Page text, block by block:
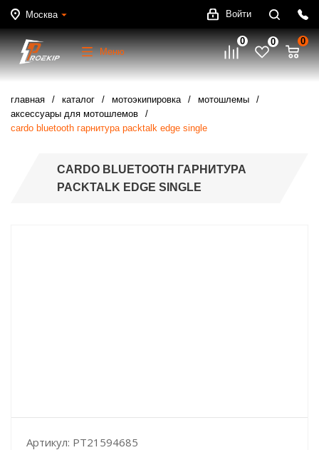
Москва Войти
Меню
0 0 0
главная каталог мотоэкипировка
мотошлемы
аксессуары для мотошлемов
cardo bluetooth гарнитура packtalk edge single
CARDO BLUETOOTH ГАРНИТУРА
PACKTALK EDGE SINGLE
Артикул: PT21594685